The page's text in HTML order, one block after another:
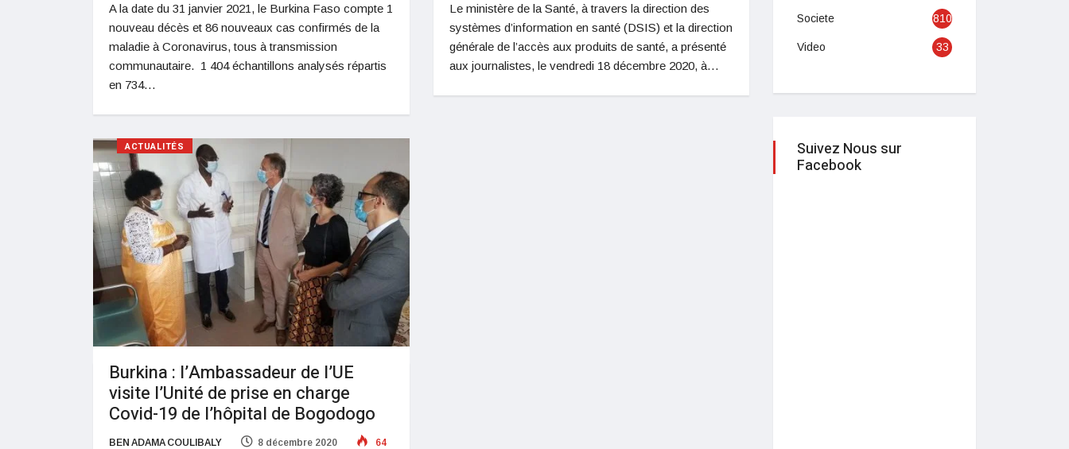
A la date du 31 janvier 2021, le Burkina Faso compte 1
nouveau décès et 86 nouveaux cas confirmés de la
maladie à Coronavirus, tous à transmission
communautaire. 1 404 échantillons analysés répartis
en 734…
Le ministère de la Santé, à travers la direction des
systèmes d’information en santé (DSIS) et la direction
générale de l’accès aux produits de santé, a présenté
aux journalistes, le vendredi 18 décembre 2020, à…
ACTUALITÉS
Burkina : l’Ambassadeur de l’UE
visite l’Unité de prise en charge
Covid-19 de l’hôpital de Bogodogo
BEN ADAMA COULIBALY 8 décembre 2020 64
Societe 810
Video 33
Suivez Nous sur
Facebook